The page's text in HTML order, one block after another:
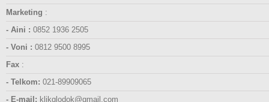
Marketing :
- Aini : 0852 1936 2505
- Voni : 0812 9500 8995
Fax :
- Telkom: 021-89909065
- E-mail: klikglodok@gmail.com